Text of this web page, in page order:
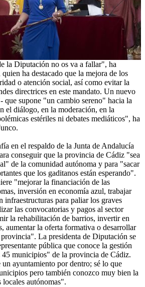
la Diputación no os va a fallar", ha
ha destacado que la mejora de los
o atención social, así como evitar la
directrices en este mandato. Un nuevo
que supone "un cambio sereno" hacia la
el diálogo, en la moderación, en la
estériles ni debates mediáticos", ha
en el respaldo de la Junta de Andalucía
conseguir que la provincia de Cádiz "sea
de la comunidad autónoma y para "sacar
que los gaditanos están esperando".
"mejorar la financiación de las
inversión en economía azul, trabajar
infraestructuras para paliar los graves
las convocatorias y pagos al sector
la rehabilitación de barrios, invertir en
aumentar la oferta formativa o desarrollar
La presidenta de Diputación se
pública que conoce la gestión
municipios" de la provincia de Cádiz.
ayuntamiento por dentro; sé lo que
pero también conozco muy bien la
locales autónomas".